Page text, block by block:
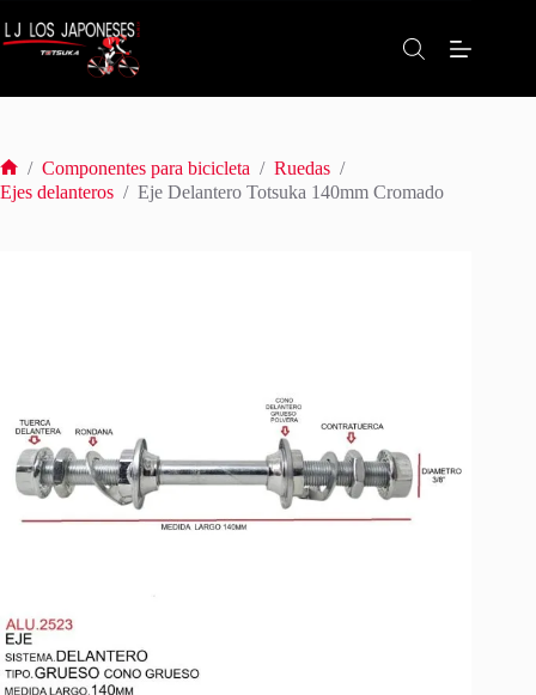
al
contenido
Inicio
/ Componentes para bicicleta / Ruedas /
Ejes delanteros / Eje Delantero Totsuka 140mm Cromado